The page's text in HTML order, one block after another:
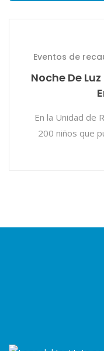
de recaudación
De Luz En La
En El
Unidad de
niños que pueden